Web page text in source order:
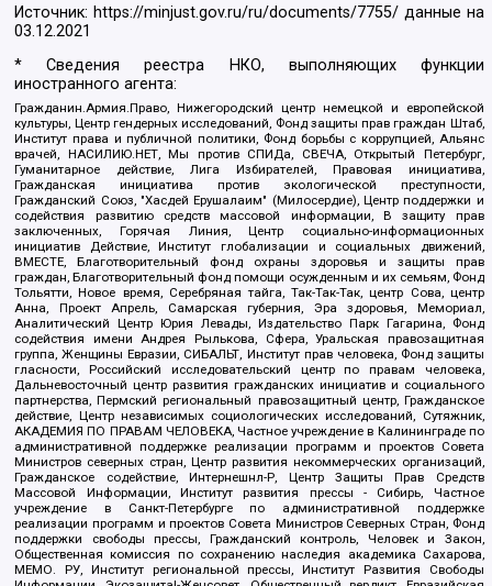
Источник: https://minjust.gov.ru/ru/documents/7755/ данные на
03.12.2021
* Сведения реестра НКО, выполняющих функции
иностранного агента:
Гражданин.Армия.Право, Нижегородский центр немецкой и европейской
культуры, Центр гендерных исследований, Фонд защиты прав граждан Штаб,
Институт права и публичной политики, Фонд борьбы с коррупцией, Альянс
врачей, НАСИЛИЮ.НЕТ, Мы против СПИДа, СВЕЧА, Открытый Петербург,
Гуманитарное действие, Лига Избирателей, Правовая инициатива,
Гражданская инициатива против экологической преступности,
Гражданский Союз, "Хасдей Ерушалаим" (Милосердие), Центр поддержки и
содействия развитию средств массовой информации, В защиту прав
заключенных, Горячая Линия, Центр социально-информационных
инициатив Действие, Институт глобализации и социальных движений,
ВМЕСТЕ, Благотворительный фонд охраны здоровья и защиты прав
граждан, Благотворительный фонд помощи осужденным и их семьям, Фонд
Тольятти, Новое время, Серебряная тайга, Так-Так-Так, центр Сова, центр
Анна, Проект Апрель, Самарская губерния, Эра здоровья, Мемориал,
Аналитический Центр Юрия Левады, Издательство Парк Гагарина, Фонд
содействия имени Андрея Рылькова, Сфера, Уральская правозащитная
группа, Женщины Евразии, СИБАЛЬТ, Институт прав человека, Фонд защиты
гласности, Российский исследовательский центр по правам человека,
Дальневосточный центр развития гражданских инициатив и социального
партнерства, Пермский региональный правозащитный центр, Гражданское
действие, Центр независимых социологических исследований, Сутяжник,
АКАДЕМИЯ ПО ПРАВАМ ЧЕЛОВЕКА, Частное учреждение в Калининграде по
административной поддержке реализации программ и проектов Совета
Министров северных стран, Центр развития некоммерческих организаций,
Гражданское содействие, Интернешнл-Р, Центр Защиты Прав Средств
Массовой Информации, Институт развития прессы - Сибирь, Частное
учреждение в Санкт-Петербурге по административной поддержке
реализации программ и проектов Совета Министров Северных Стран, Фонд
поддержки свободы прессы, Гражданский контроль, Человек и Закон,
Общественная комиссия по сохранению наследия академика Сахарова,
МЕМО. РУ, Институт региональной прессы, Институт Развития Свободы